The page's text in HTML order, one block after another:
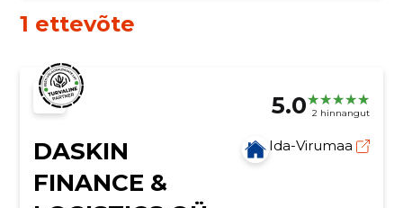
1 ettevõte
5.0 2 hinnangut
DASKIN
FINANCE &
Ida-Virumaa